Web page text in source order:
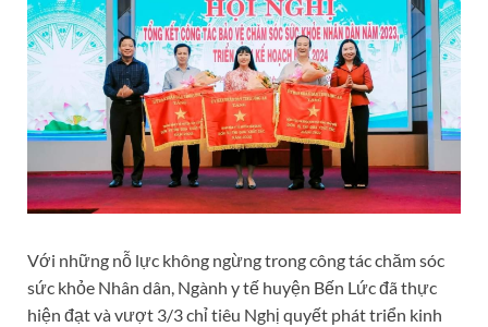
Với những nỗ lực không ngừng trong công tác chăm sóc
sức khỏe Nhân dân, Ngành y tế huyện Bến Lức đã thực
hiện đạt và vượt 3/3 chỉ tiêu Nghị quyết phát triển kinh